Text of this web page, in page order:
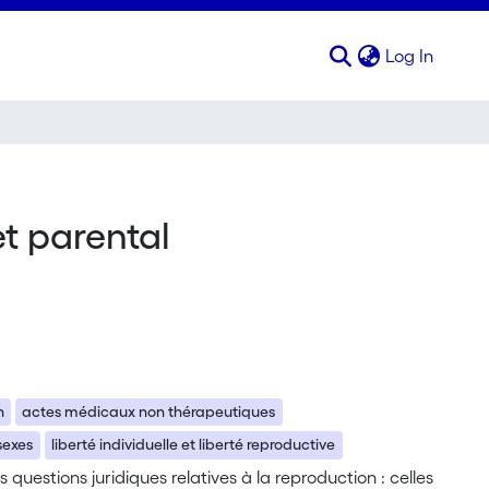
Log In
parental
actes médicaux non thérapeutiques
liberté individuelle et liberté reproductive
juridiques relatives à la reproduction : celles